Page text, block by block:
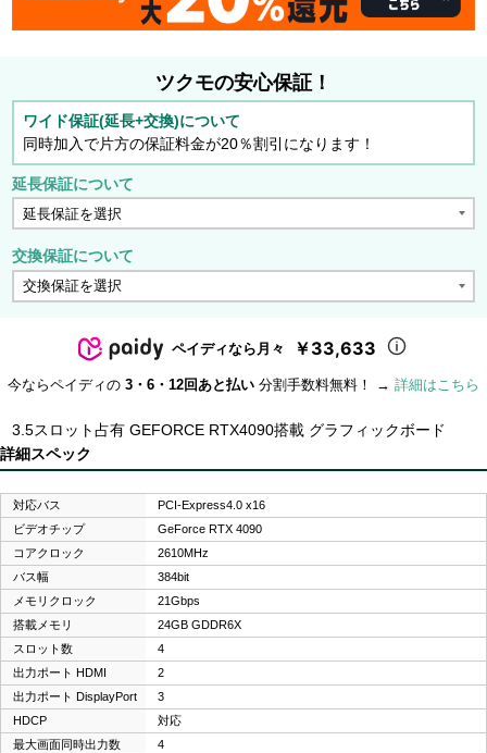
ツクモの安心保証！
ワイド保証(延長+交換)について
同時加入で片方の保証料金が20％割引になります！
延長保証について
交換保証について
ペイディなら月々 ￥33,633
今ならペイディの 3・6・12回あと払い 分割手数料無料！ → 詳細はこちら
3.5スロット占有 GEFORCE RTX4090搭載 グラフィックボード
詳細スペック
対応バス
PCI-Express4.0 x16
ビデオチップ
GeForce RTX 4090
コアクロック
2610MHz
バス幅
384bit
メモリクロック
21Gbps
搭載メモリ
24GB GDDR6X
スロット数
4
出力ポート HDMI
2
出力ポート DisplayPort
3
HDCP
対応
最大画面同時出力数
4